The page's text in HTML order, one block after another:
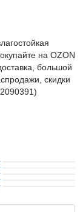
на OZON
большой
скидки